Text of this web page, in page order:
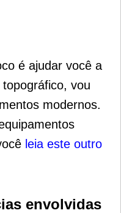
é ajudar você a
vou
modernos.
leia este outro
envolvidas